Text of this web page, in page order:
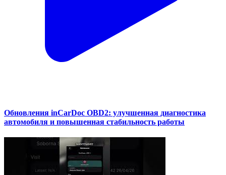
Обновления inCarDoc OBD2: улучшенная диагностика
автомобиля и повышенная стабильность работы